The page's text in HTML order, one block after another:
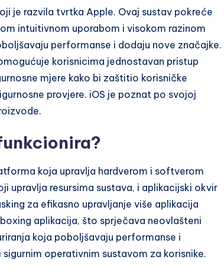
je razvila tvrtka Apple. Ovaj sustav pokreće
intuitivnom uporabom i visokom razinom
performanse i dodaju nove značajke.
korisnicima jednostavan pristup
mjere kako bi zaštitio korisničke
provjere. iOS je poznat po svojoj
koja upravlja hardverom i softverom
upravlja resursima sustava, i aplikacijski okvir
za efikasno upravljanje više aplikacija
aplikacija, što sprječava neovlašteni
koja poboljšavaju performanse i
operativnim sustavom za korisnike.